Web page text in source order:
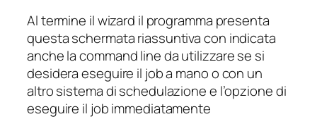
Al termine il wizard il programma presenta
questa schermata riassuntiva con indicata
anche la command line da utilizzare se si
desidera eseguire il job a mano o con un
altro sistema di schedulazione e l’opzione di
eseguire il job immediatamente